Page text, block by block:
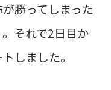
勝ってしまった
それで2日目か
しました。